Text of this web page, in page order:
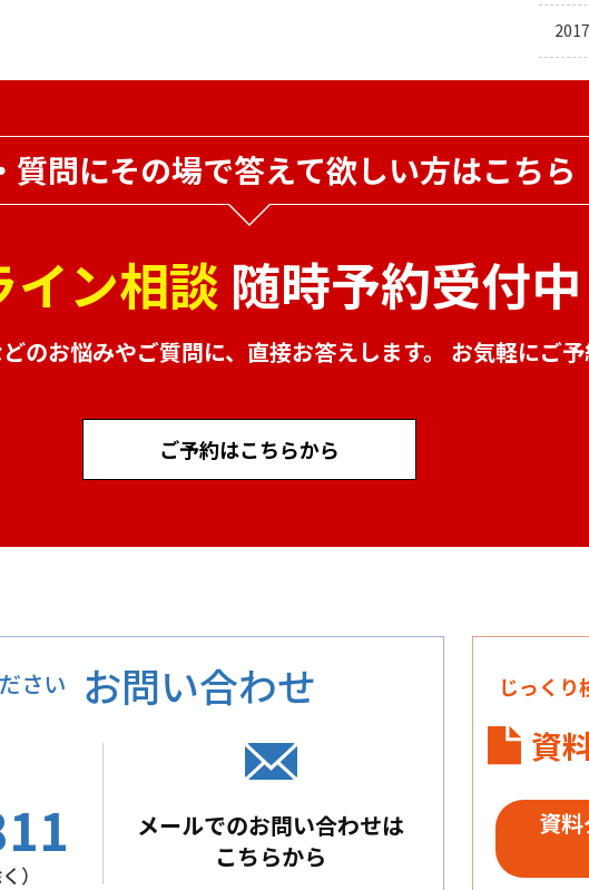
質問にその場で答えて欲しい方はこちら
イン相談 随時予約受付中
のお悩みやご質問に、 直接お答えします。 お気軽にご予
ご予約はこちらから
さい お問い合わせ
）
メールでのお問い合わせは
こちらから
じっくり
資
資